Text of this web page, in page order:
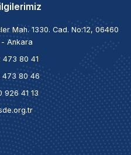
Mah. 1330. Cad. No:12, 06460
Ankara
473 80 41
80 46
926 41 13